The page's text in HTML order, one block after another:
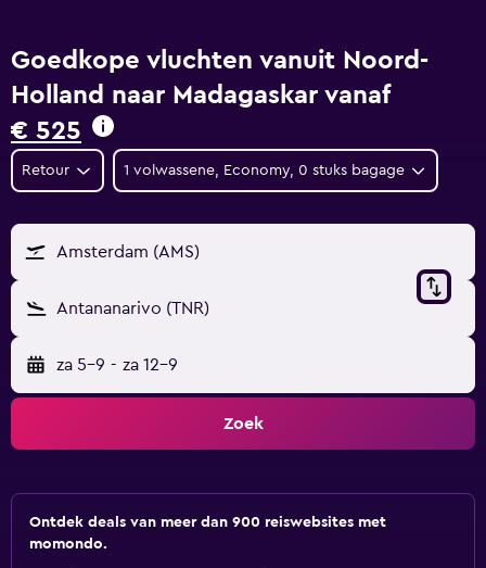
Goedkope vluchten vanuit Noord-
Holland naar Madagaskar vanaf
€ 525
Retour 1 volwassene, Economy, 0 stuks bagage
Amsterdam (AMS)
Antananarivo (TNR)
za 5-9 - za 12-9
Zoek
Ontdek deals van meer dan 900 reiswebsites met
momondo.